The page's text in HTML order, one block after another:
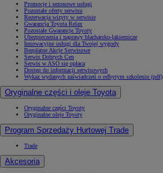
Promocje i sezonowe usługi
Pozostałe oferty serwisu
Rezerwacja wizyty w serwisie
Gwarancja Toyota Relax
Pozostałe Gwarancje Toyoty
Ubezpieczenia i naprawy blacharsko-lakiernicze
Innowacyjne usługi dla Twojej wygody
Bezpłatne Akcje Serwisowe
Serwis Dobrych Cen
Serwis w ASO się opłaca
Dostęp do informacji serwisowych
Wykaz wydanych zaświadczeń o odbytym szkoleniu (pdf)
Oryginalne części i oleje Toyota
Oryginalne części Toyoty
Oryginalne oleje Toyoty
Program Sprzedaży Hurtowej Trade
Trade
Akcesoria